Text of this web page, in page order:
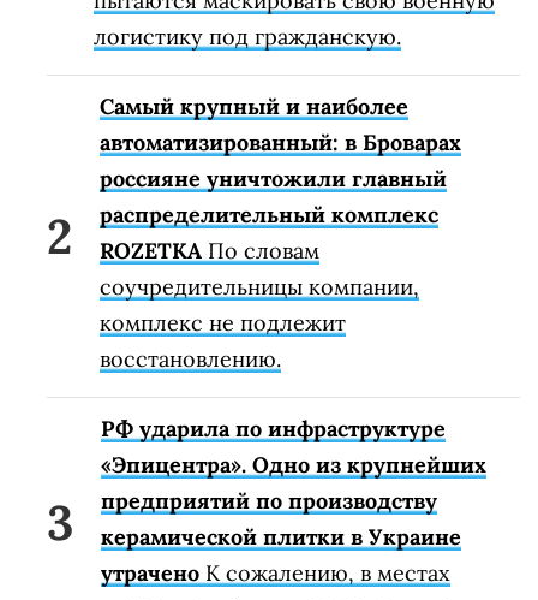
логистику под гражданскую.
Самый крупный и наиболее
автоматизированный: в Броварах
россияне уничтожили главный
распределительный комплекс
ROZETKA По словам
соучредительницы компании,
комплекс не подлежит
восстановлению.
РФ ударила по инфраструктуре
«Эпицентра». Одно из крупнейших
предприятий по производству
керамической плитки в Украине
утрачено К сожалению, в местах